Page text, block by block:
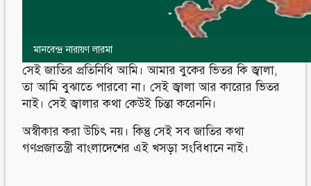
মানবেন্দ্র নারায়ণ লারমা
সেই জাতির প্রতিনিধি আমি। আমার বুকের ভিতর কি জ্বালা,
তা আমি বুঝাতে পারবো না। সেই জ্বালা আর কারোর ভিতর
নাই। সেই জ্বালার কথা কেউই চিন্তা করেননি।
অস্বীকার করা উচিৎ নয়। কিন্তু সেই সব জাতির কথা
গণপ্রজাতন্ত্রী বাংলাদেশের এই খসড়া সংবিধানে নাই।